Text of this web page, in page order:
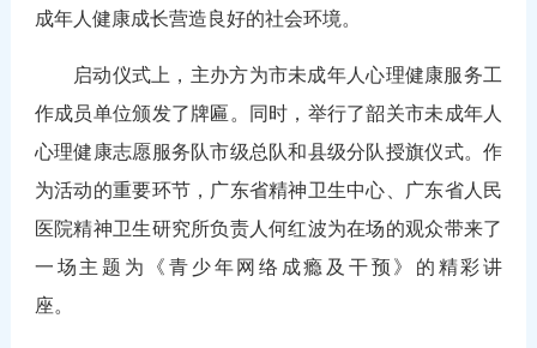
成年人健康成长营造良好的社会环境。
启动仪式上，主办方为市未成年人心理健康服务工
作成员单位颁发了牌匾。同时，举行了韶关市未成年人
心理健康志愿服务队市级总队和县级分队授旗仪式。作
为活动的重要环节，广东省精神卫生中心、广东省人民
医院精神卫生研究所负责人何红波为在场的观众带来了
一场主题为《青少年网络成瘾及干预》的精彩讲
座。